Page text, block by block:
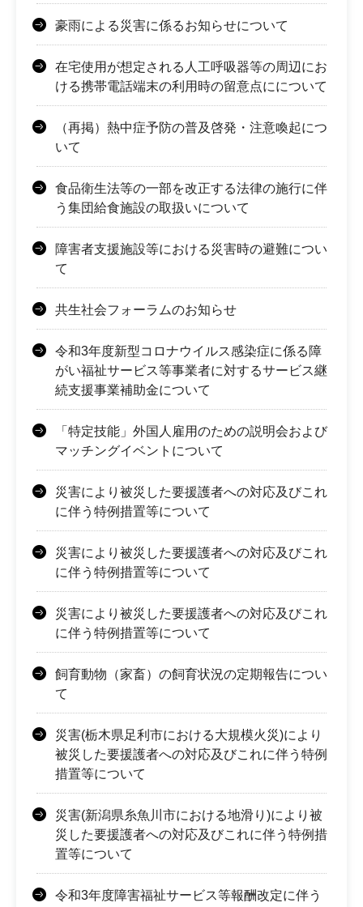
豪雨による災害に係るお知らせについて
在宅使用が想定される人工呼吸器等の周辺にお
ける携帯電話端末の利用時の留意点にについて
（再掲）熱中症予防の普及啓発・注意喚起につ
いて
食品衛生法等の一部を改正する法律の施行に伴
う集団給食施設の取扱いについて
障害者支援施設等における災害時の避難につい
て
共生社会フォーラムのお知らせ
令和3年度新型コロナウイルス感染症に係る障
がい福祉サービス等事業者に対するサービス継
続支援事業補助金について
「特定技能」外国人雇用のための説明会および
マッチングイベントについて
災害により被災した要援護者への対応及びこれ
に伴う特例措置等について
災害により被災した要援護者への対応及びこれ
に伴う特例措置等について
災害により被災した要援護者への対応及びこれ
に伴う特例措置等について
飼育動物（家畜）の飼育状況の定期報告につい
て
災害(栃木県足利市における大規模火災)により
被災した要援護者への対応及びこれに伴う特例
措置等について
災害(新潟県糸魚川市における地滑り)により被
災した要援護者への対応及びこれに伴う特例措
置等について
令和3年度障害福祉サービス等報酬改定に伴う